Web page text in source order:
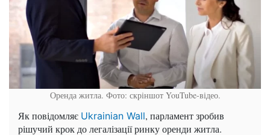
Оренда житла. Фото: скріншот YouTube-відео.
Як повідомляє Ukrainian Wall, парламент зробив
рішучий крок до легалізації ринку оренди житла.